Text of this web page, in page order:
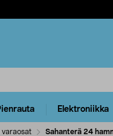
Elektroniikka
varaosat Sahanterä 24